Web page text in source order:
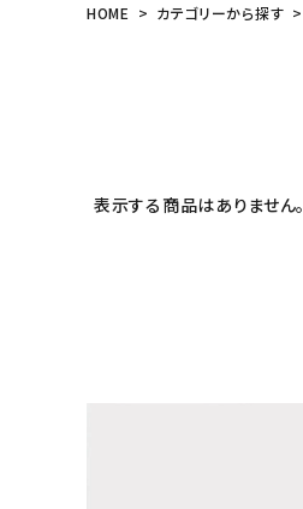
HOME カテゴリーから探す
表示する商品はありません。